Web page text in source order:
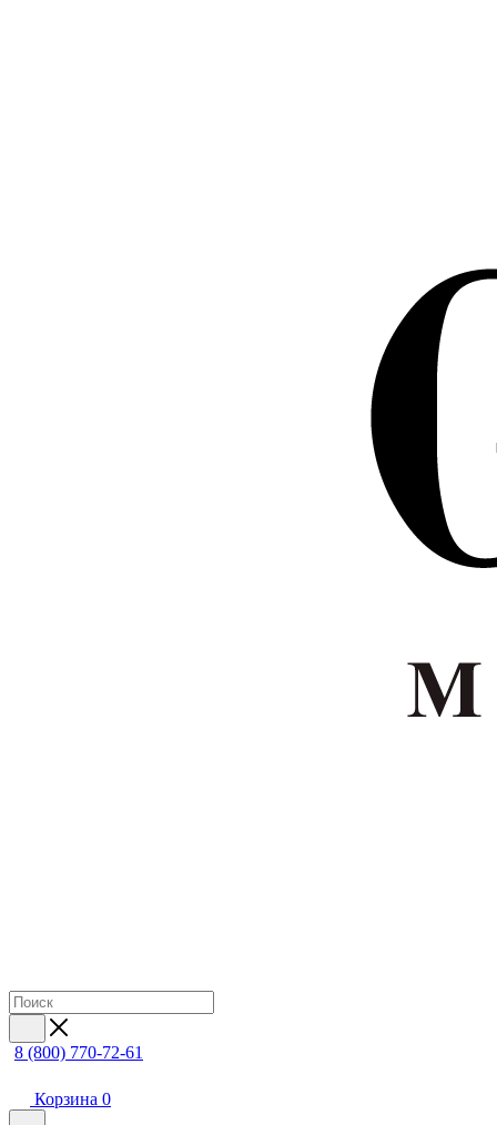
8 (800) 770-72-61
Корзина 0